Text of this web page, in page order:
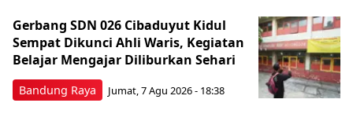
Bandung Raya
Gerbang SDN 026 Cibaduyut Kidul
Sempat Dikunci Ahli Waris, Kegiatan
Belajar Mengajar Diliburkan Sehari
Jumat, 7 Agu 2026 - 18:38